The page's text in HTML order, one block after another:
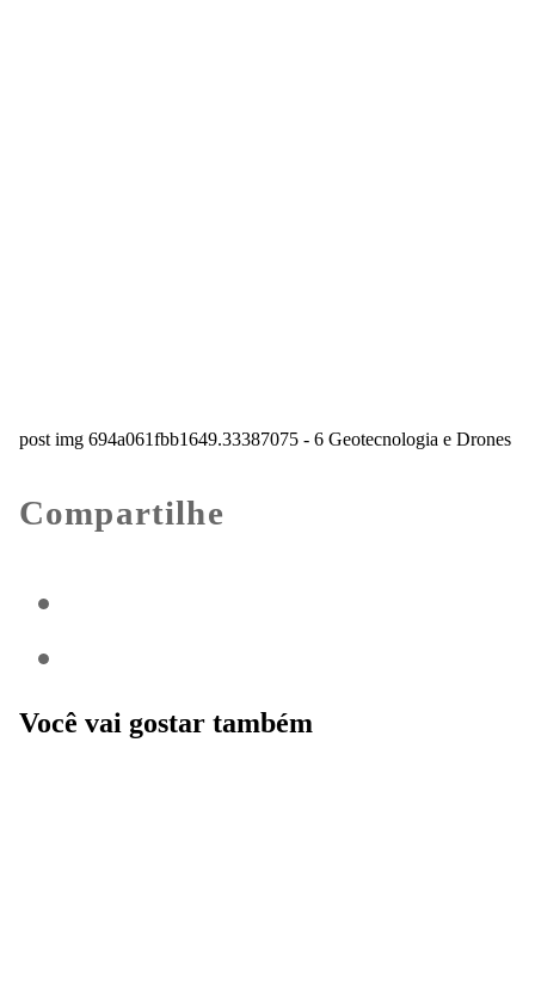
post img 694a061fbb1649.33387075 - 6 Geotecnologia e Drones
Compartilhe
Você vai gostar também